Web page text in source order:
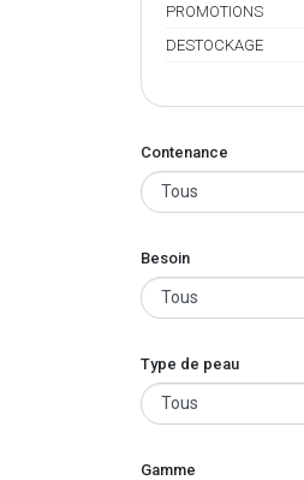
PROMOTIONS
DESTOCKAGE
Contenance
Besoin
Type de peau
Gamme